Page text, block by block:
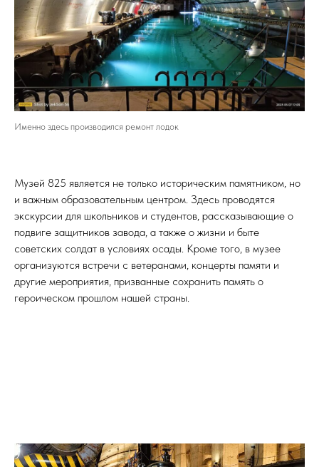
Именно здесь производился ремонт лодок
Музей 825 является не только историческим памятником, но
и важным образовательным центром. Здесь проводятся
экскурсии для школьников и студентов, рассказывающие о
подвиге защитников завода, а также о жизни и быте
советских солдат в условиях осады. Кроме того, в музее
организуются встречи с ветеранами, концерты памяти и
другие мероприятия, призванные сохранить память о
героическом прошлом нашей страны.